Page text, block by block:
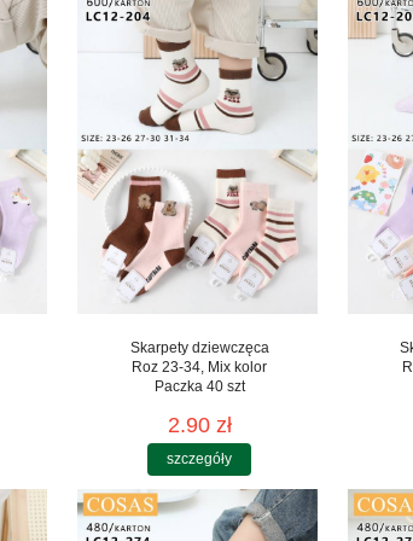
Skarpety dziewczęca
Roz 23-34, Mix kolor
Paczka 40 szt
2.90 zł
szczegóły